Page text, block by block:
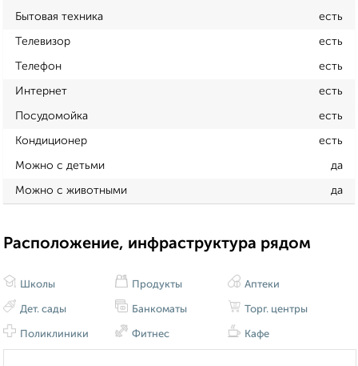
Бытовая техника есть
Телевизор есть
Телефон есть
Интернет есть
Посудомойка есть
Кондиционер есть
Можно с детьми да
Можно с животными да
Расположение, инфраструктура рядом
Школы
Дет. сады
Поликлиники
Продукты
Банкоматы
Фитнес
Аптеки
Торг. центры
Кафе